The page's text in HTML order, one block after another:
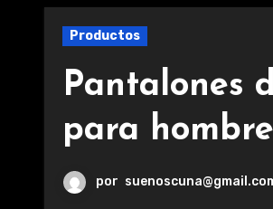
Productos
Pantalones
para
por